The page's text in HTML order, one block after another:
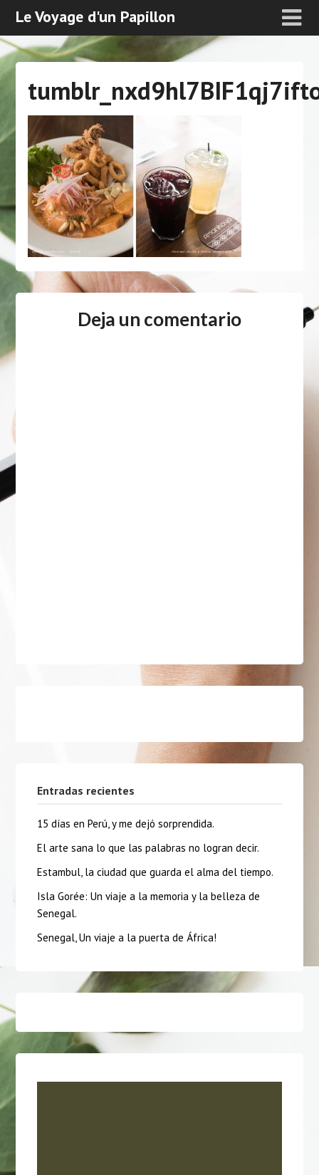
Le Voyage d'un Papillon
Deja un comentario
Entradas recientes
15 días en Perú, y me dejó sorprendida.
El arte sana lo que las palabras no logran decir.
Estambul, la ciudad que guarda el alma del tiempo.
Isla Gorée: Un viaje a la memoria y la belleza de
Senegal.
Senegal, Un viaje a la puerta de África!